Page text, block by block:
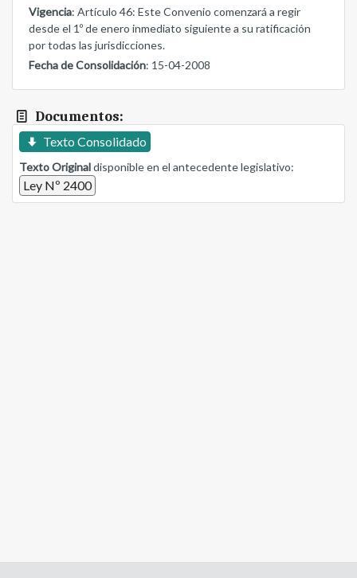
Vigencia: Artículo 46: Este Convenio comenzará a regir
desde el 1º de enero inmediato siguiente a su ratificación
por todas las jurisdicciones.
Fecha de Consolidación: 15-04-2008
Documentos:
Texto Consolidado
Texto Originaldisponible en el antecedente legislativo:
Ley Nº 2400